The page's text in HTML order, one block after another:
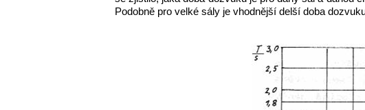
Podobně pro velké sály je vhodnější delší doba